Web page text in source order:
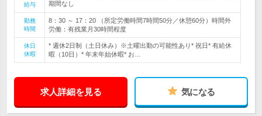
給与
期間なし
勤務
時間
8：30 ～ 17：20 （所定労働時間7時間50分／休憩60分）時間外
労働：有残業月30時間程度
休日
休暇
* 週休2日制（土日休み）※土曜出勤の可能性あり* 祝日* 有給休
暇（10日）* 年末年始休暇* お…
求人詳細を見る 気になる